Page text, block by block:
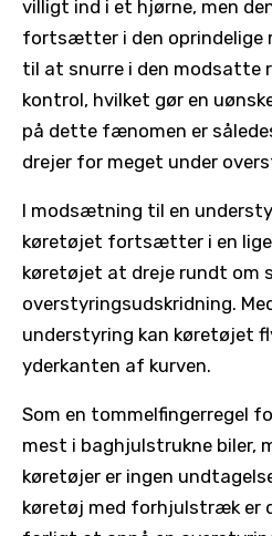
villigt ind i et hjørne, men
fortsætter i den oprindelige
til at snurre i den modsatte
kontrol, hvilket gør en
på dette fænomen er
drejer for meget under
I modsætning til en
køretøjet fortsætter i en lige
køretøjet at dreje rundt om
overstyringsudskridning.
understyring kan køretøjet
yderkanten af kurven.
Som en tommelfingerregel
mest i baghjulstrukne biler,
køretøjer er ingen
køretøj med forhjulstræk er